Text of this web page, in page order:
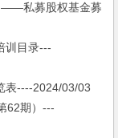
私募股权基金募
目录---
----2024/03/03
62期）---